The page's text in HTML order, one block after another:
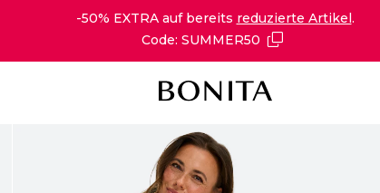
-50% EXTRA auf bereits reduzierte Artikel.
Code: SUMMER50